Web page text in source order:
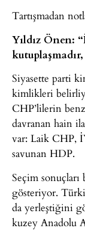
Tartışmadan
Yıldız Önen:
Siyasette parti
kimlikleri
CHP’lilerin
davranan hain
var: Laik CHP,
savunan HDP.
Seçim
gösteriyor.
da yerleştiğini
kuzey Anadolu